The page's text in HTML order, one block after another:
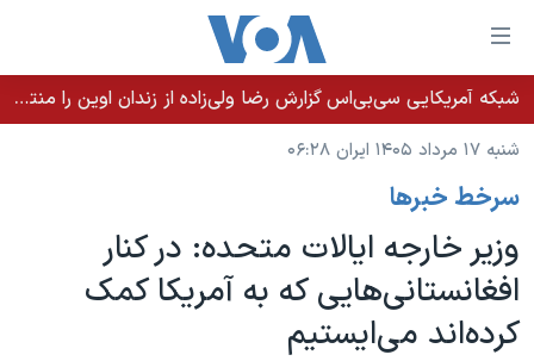
لینکهای
قابل
دسترسی
جهش
محتوای
اصلی
جهش
به
صفحه
خانه
نسخه سبک وب‌سایت
موضوع ها
ایران
آمریکا
جهان
برنامه های تلویزیونی
جدول برنامه ها
صفحه‌های ویژه
شبکه آمریکایی سی‌بی‌‌اس گزارش رضا ولی‌زاده از زندان اوین را منتشر کرد؛ کامران حکمتی پیش از آغاز شیمی‌درمانی به زندان بازگردانده شد
شنبه ۱۷ مرداد ۱۴۰۵ ایران ۰۶:۲۸
سرخط خبرها
وزیر خارجه ایالات متحده: در کنار
افغانستانی‌هایی که به آمریکا کمک
کرده‌اند می‌ایستیم